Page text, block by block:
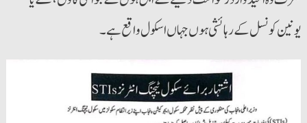
یونین کونسل کے رہائشی ہوں جہاں اسکول واقع ہے۔